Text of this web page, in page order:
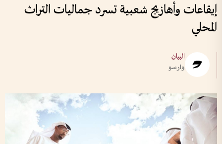
إيقاعات وأهازيج شعبية تسرد جماليات التراث
المحلي
البيان
وارسو